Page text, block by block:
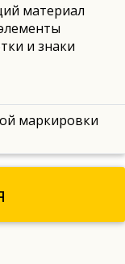
материал
и знаки
маркировки